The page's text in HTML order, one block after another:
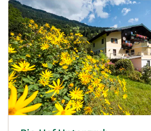
Urlaub am Bauernhof: Bio-Hof